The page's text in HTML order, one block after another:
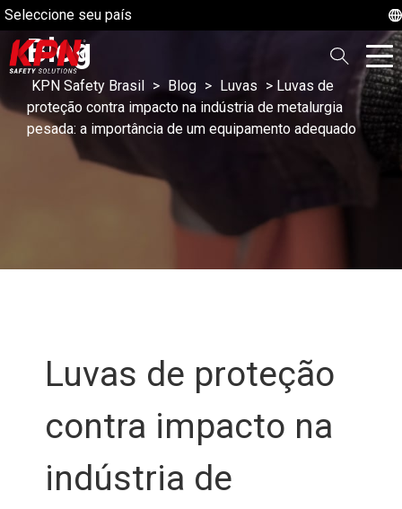
Seleccione seu país
Blog
KPN Safety Brasil > Blog > Luvas > Luvas de
proteção contra impacto na indústria de metalurgia
pesada: a importância de um equipamento adequado
Luvas de proteção
contra impacto na
indústria de